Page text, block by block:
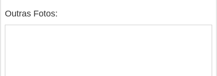
Outras Fotos: